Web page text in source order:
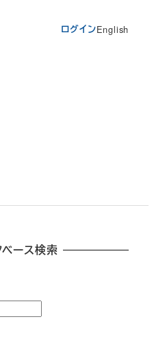
ログインEnglish
ース検索